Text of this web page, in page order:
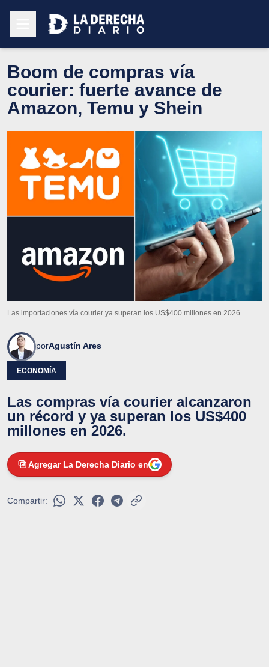
Boom de compras vía
courier: fuerte avance de
Amazon, Temu y Shein
Las importaciones vía courier ya superan los US$400 millones en 2026
porAgustín Ares
ECONOMÍA
Las compras vía courier alcanzaron
un récord y ya superan los US$400
millones en 2026.
Agregar La Derecha Diario en
Compartir: